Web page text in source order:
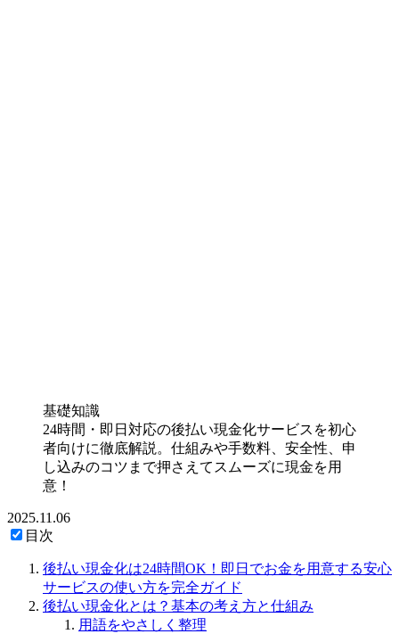
基礎知識
24時間・即日対応の後払い現金化サービスを初心
者向けに徹底解説。仕組みや手数料、安全性、申
し込みのコツまで押さえてスムーズに現金を用
意！
2025.11.06
目次
後払い現金化は24時間OK！即日でお金を用意する安心
サービスの使い方を完全ガイド
後払い現金化とは？基本の考え方と仕組み
用語をやさしく整理